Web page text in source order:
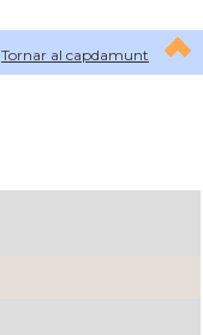
Tornar al capdamunt